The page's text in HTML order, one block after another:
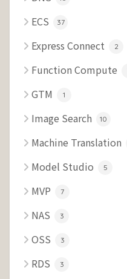
ECS 37
Express Connect 2
Function Compute
GTM 1
Image Search 10
Machine Translation
Model Studio 5
MVP 7
NAS 3
OSS 3
RDS 3